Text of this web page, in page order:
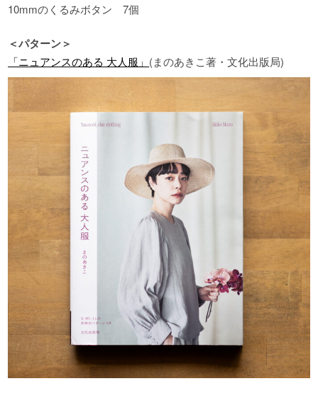
10mmのくるみボタン 7個
＜パターン＞
「ニュアンスのある 大人服」 (まのあきこ著・文化出版局)